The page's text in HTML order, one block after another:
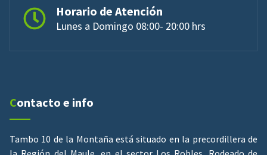
Horario de Atención
Lunes a Domingo 08:00- 20:00 hrs
Contacto e info
Tambo 10 de la Montaña está situado en la precordillera de